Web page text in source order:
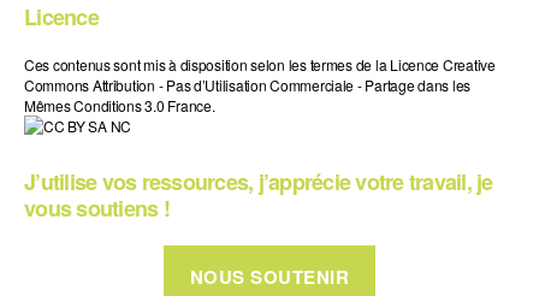
Licence
Ces contenus sont mis à disposition selon les termes de la Licence Creative
Commons Attribution - Pas d’Utilisation Commerciale - Partage dans les
Mêmes Conditions 3.0 France.
J’utilise vos ressources, j’apprécie votre travail, je
vous soutiens !
NOUS SOUTENIR